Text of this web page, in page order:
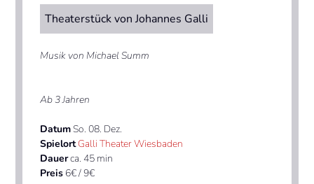
Theaterstück von Johannes Galli
Musik von Michael Summ
Ab 3 Jahren
DatumSo. 08. Dez.
SpielortGalli Theater Wiesbaden
Dauerca. 45 min
Preis 6€ / 9€